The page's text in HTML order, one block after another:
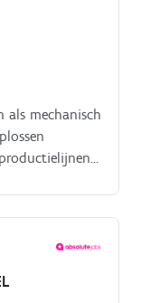
en zorgen
stockplaats
als mechanisch
(lassen,